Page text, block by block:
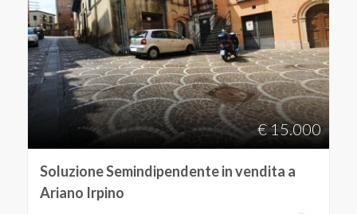
€ 15.000
Soluzione Semindipendente in vendita a
Ariano Irpino